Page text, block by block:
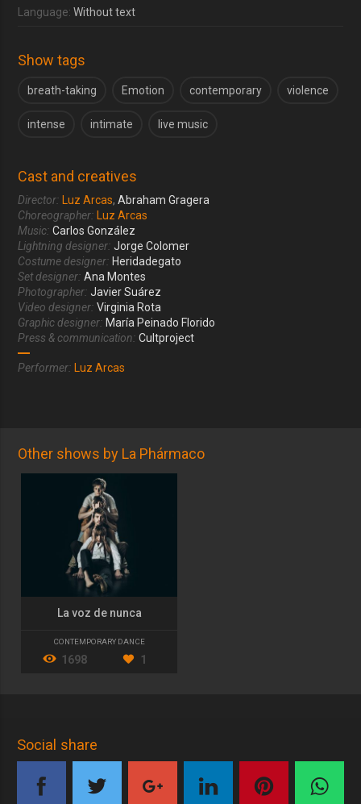
Language:Without text
Show tags
breath-taking Emotion contemporary violence
intense intimate live music
Cast and creatives
Director: Luz Arcas,Abraham Gragera
Choreographer: Luz Arcas
Music: Carlos González
Lightning designer: Jorge Colomer
Costume designer: Heridadegato
Set designer: Ana Montes
Photographer: Javier Suárez
Video designer: Virginia Rota
Graphic designer: María Peinado Florido
Press & communication: Cultproject
Performer: Luz Arcas
Other shows by La Phármaco
La voz de nunca
CONTEMPORARY DANCE
1698 1
Social share